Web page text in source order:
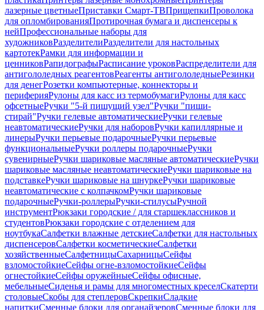
лазерные цветныеПриставки Смарт-ТВПрищепкиПроволока
для опломбированияПротирочная бумага и диспенсеры к
нейПрофессиональные наборы для
художниковРазделителиРазделители для настольных
картотекРамки для информации и
ценниковРапидографыРасписание уроковРаспределители для
антигололедных реагентовРеагенты антигололедныеРезинки
для денегРозетки компьютерные, коннекторы и
периферияРулоны для касс из термобумагиРулоны для касс
офсетныеРучки "5-й пишущий узел"Ручки "пиши-
стирай"Ручки гелевые автоматическиеРучки гелевые
неавтоматическиеРучки для наборовРучки капиллярные и
линерыРучки перьевые подарочныеРучки перьевые
функциональныеРучки роллеры подарочныеРучки
сувенирныеРучки шариковые масляные автоматическиеРучки
шариковые масляные неавтоматическиеРучки шариковые на
подставкеРучки шариковые на шнуркеРучки шариковые
неавтоматические с колпачкомРучки шариковые
подарочныеРучки-роллерыРучки-стилусыРучной
инструментРюкзаки городские / для старшеклассников и
студентовРюкзаки городские с отделением для
ноутбукаСалфетки влажные детскиеСалфетки для настольных
диспенсеровСалфетки косметическиеСалфетки
хозяйственныеСалфетницыСахарницыСейфы
взломостойкиеСейфы огне-взломостойкиеСейфы
огнестойкиеСейфы оружейныеСейфы офисные,
мебельныеСиденья и рамы для многоместных креселСкатерти
столовыеСкобы для степлеровСкрепкиСладкие
напиткиСменные блоки для органайзеровСменные блоки для